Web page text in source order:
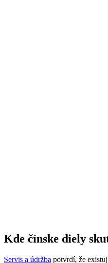
Kde čínske diely
Servis a údržba potvrdí, že